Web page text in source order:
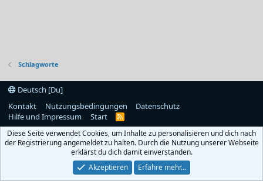
Schlagworte
Deutsch [Du]
Kontakt
Nutzungsbedingungen
Datenschutz
Hilfe und Impressum
Start
R
S
Diese Seite verwendet Cookies, um Inhalte zu personalisieren und dich nach
der Registrierung angemeldet zu halten. Durch die Nutzung unserer Webseite
erklärst du dich damit einverstanden.
Akzeptieren
Erfahre mehr…